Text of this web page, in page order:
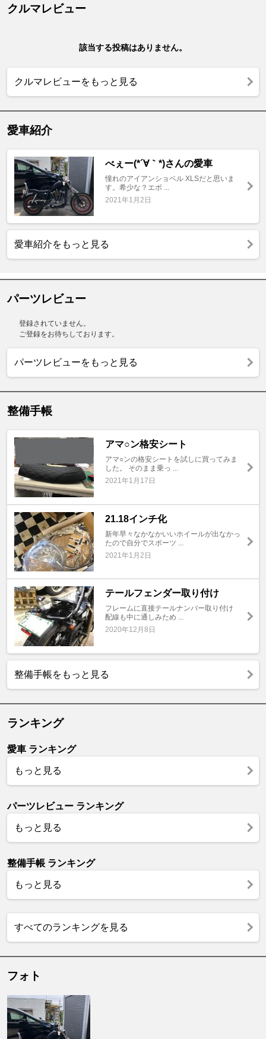
クルマレビュー
該当する投稿はありません。
クルマレビューをもっと見る
愛車紹介
べぇー(*´∀｀*)さんの愛車
憧れのアイアンショベル XLSだと思いま
す。希少な？エボ ...
2021年1月2日
愛車紹介をもっと見る
パーツレビュー
登録されていません。
ご登録をお待ちしております。
パーツレビューをもっと見る
整備手帳
アマ○ン格安シート
アマ○ンの格安シートを試しに買ってみま
した。 そのまま乗っ ...
2021年1月17日
21.18インチ化
新年早々なかなかいいホイールが出なかっ
たので自分でスポーツ ...
2021年1月2日
テールフェンダー取り付け
フレームに直接テールナンバー取り付け
配線も中に通しみため ...
2020年12月8日
整備手帳をもっと見る
ランキング
愛車 ランキング
もっと見る
パーツレビュー ランキング
もっと見る
整備手帳 ランキング
もっと見る
すべてのランキングを見る
フォト